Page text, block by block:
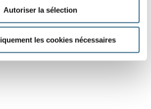
Autoriser la sélection
les cookies nécessaires